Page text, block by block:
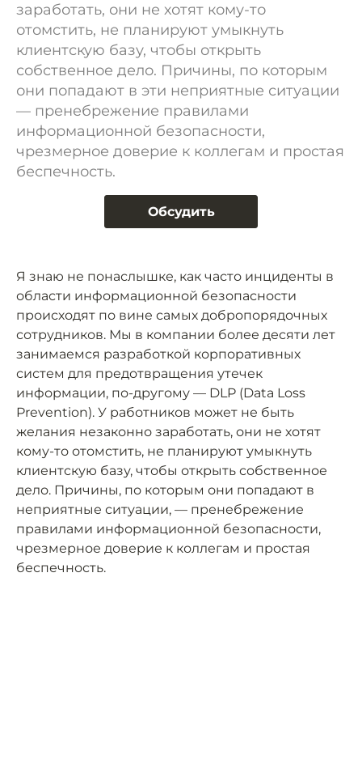
заработать, они не хотят кому-то
отомстить, не планируют умыкнуть
клиентскую базу, чтобы открыть
собственное дело. Причины, по которым
они попадают в эти неприятные ситуации
— пренебрежение правилами
информационной безопасности,
чрезмерное доверие к коллегам и простая
беспечность.
Обсудить
Я знаю не понаслышке, как часто инциденты в
области информационной безопасности
происходят по вине самых добропорядочных
сотрудников. Мы в компании более десяти лет
занимаемся разработкой корпоративных
систем для предотвращения утечек
информации, по-другому — DLP (Data Loss
Prevention). У работников может не быть
желания незаконно заработать, они не хотят
кому-то отомстить, не планируют умыкнуть
клиентскую базу, чтобы открыть собственное
дело. Причины, по которым они попадают в
неприятные ситуации, — пренебрежение
правилами информационной безопасности,
чрезмерное доверие к коллегам и простая
беспечность.